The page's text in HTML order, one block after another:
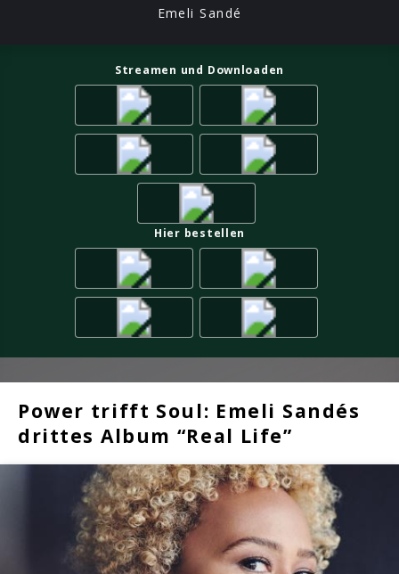
Emeli Sandé
Streamen und Downloaden
Hier bestellen
Power trifft Soul: Emeli Sandés
drittes Album “Real Life”